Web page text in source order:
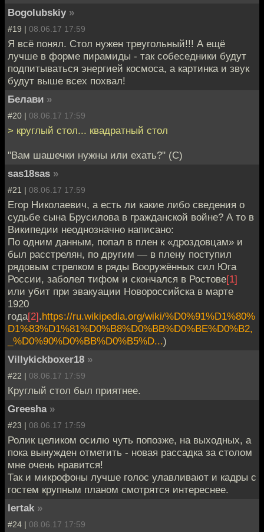
Bogolubskiy »
#19 | 08.06.17 17:59
Я всё понял. Стол нужен треугольный!!! А ещё
лучше в форме пирамиды - так собеседники будут
подпитываться энергией космоса, а картинка и звук
будут выше всех похвал!
Белави »
#20 | 08.06.17 17:59
> круглый стол... квадратный стол
"Вам шашечки нужны или ехать?" (С)
sas18sas »
#21 | 08.06.17 17:59
Егор Николаевич, а есть ли какие либо сведения о
судьбе сына Брусилова в гражданской войне? А то в
Википедии неоднозначно написано:
По одним данным, попал в плен к «дроздовцам» и
был расстрелян, по другим — в плену поступил
рядовым стрелком в ряды Вооружённых сил Юга
России, заболел тифом и скончался в Ростове[1]
или убит при эвакуации Новороссийска в марте
1920
года[2].https://ru.wikipedia.org/wiki/%D0%91%D1%80%
D1%83%D1%81%D0%B8%D0%BB%D0%BE%D0%B2,
_%D0%90%D0%BB%D0%B5%D...)
Villykickboxer18 »
#22 | 08.06.17 17:59
Круглый стол был приятнее.
Greesha »
#23 | 08.06.17 17:59
Ролик целиком осилю чуть попозже, на выходных, а
пока вынужден отметить - новая рассадка за столом
мне очень нравится!
Так и микрофоны лучше голос улавливают и кадры с
гостем крупным планом смотрятся интереснее.
lertak »
#24 | 08.06.17 17:59